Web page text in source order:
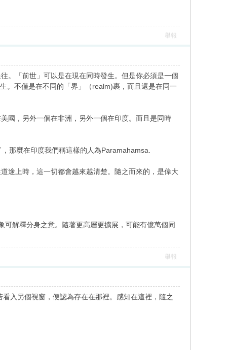
舉報
。「前世」可以是在現在同時發生。但是你必須是一個
。不僅是在不同的「界」（realm)裹，而且還是在同一
國，另外一個在非洲，另外一個在印度。而且是同時
那麼在印度我們稱這樣的人為Paramahamsa.
途上時，這一切都會越來越清楚。隨之而來的，是偉大
解釋分身之意。隨著更高層更擴展，可能有億萬個同
舉報
入另個視窗，便認為存在在那裡。感知在這裡，隨之